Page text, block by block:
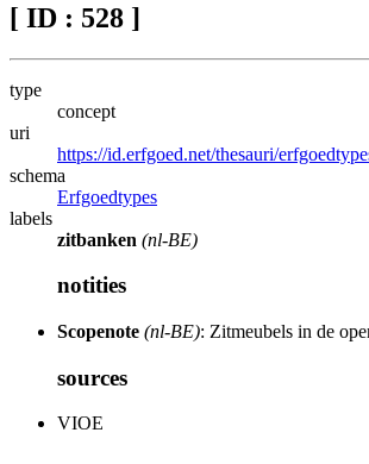
[ ID : 528 ]
type
concept
uri
https://id.erfgoed.net/thesauri/
schema
Erfgoedtypes
labels
zitbanken (nl-BE)
notities
Scopenote (nl-BE): Zitmeubels in de
sources
VIOE